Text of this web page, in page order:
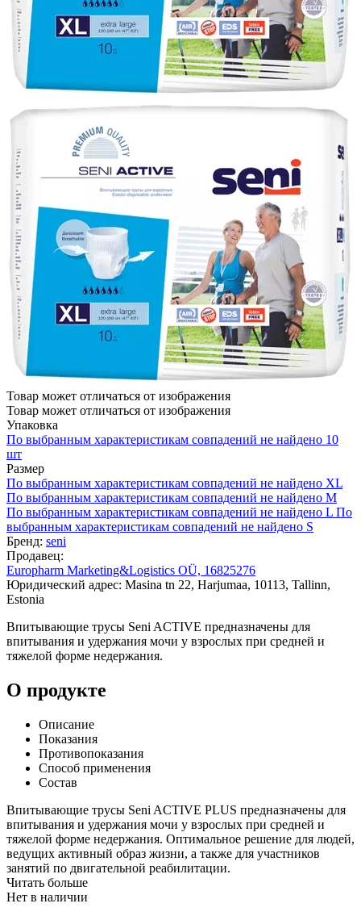
Товар может отличаться от изображения
Товар может отличаться от изображения
Упаковка
По выбранным характеристикам совпадений не найдено 10
шт
Размер
По выбранным характеристикам совпадений не найдено XL
По выбранным характеристикам совпадений не найдено M
По выбранным характеристикам совпадений не найдено L По
выбранным характеристикам совпадений не найдено S
Бренд: seni
Продавец:
Europharm Marketing&Logistics OÜ, 16825276
Юридический адрес: Masina tn 22, Harjumaa, 10113, Tallinn,
Estonia
Впитывающие трусы Seni ACTIVE предназначены для
впитывания и удержания мочи у взрослых при средней и
тяжелой форме недержания.
О продукте
Описание
Показания
Противопоказания
Способ применения
Состав
Впитывающие трусы Seni ACTIVE PLUS предназначены для
впитывания и удержания мочи у взрослых при средней и
тяжелой форме недержания. Оптимальное решение для людей,
ведущих активный образ жизни, а также для участников
занятий по двигательной реабилитации.
Читать больше
Нет в наличии